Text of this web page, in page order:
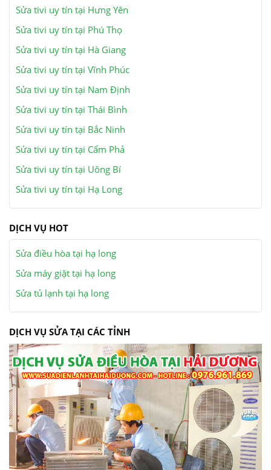
Sửa tivi uy tín tại Hưng Yên
Sửa tivi uy tín tại Phú Thọ
Sửa tivi uy tín tại Hà Giang
Sửa tivi uy tín tại Vĩnh Phúc
Sửa tivi uy tín tại Nam Định
Sửa tivi uy tín tại Thái Bình
Sửa tivi uy tín tại Bắc Ninh
Sửa tivi uy tín tại Cẩm Phả
Sửa tivi uy tín tại Uông Bí
Sửa tivi uy tín tại Hạ Long
DỊCH VỤ HOT
Sửa điều hòa tại hạ long
Sửa máy giặt tại hạ long
Sửa tủ lạnh tại hạ long
DỊCH VỤ SỬA TẠI CÁC TỈNH